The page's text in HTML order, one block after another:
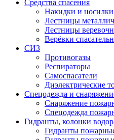
Средства спасения
Накидки и носилки
Лестницы
Лестницы
Верёвки
СИЗ
Противогазы
Респираторы
Самоспасатели
Диэлектрические
Спецодежда и
Снаряжение
Спецодежда
Гидранты, колонки
Гидранты